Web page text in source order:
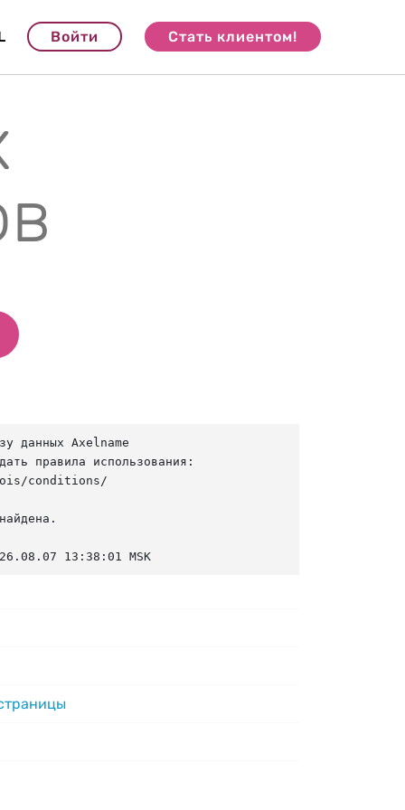
Войти Стать клиентом!
данных Axelname
правила использования:
conditions/
13:38:01 MSK